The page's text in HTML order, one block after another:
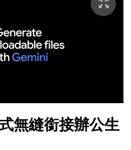
無縫銜接辦公生